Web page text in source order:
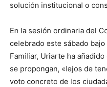
solución institucional o
En la sesión ordinaria del
celebrado este sábado
Familiar, Uriarte ha
se propongan, «lejos de
voto concreto de los